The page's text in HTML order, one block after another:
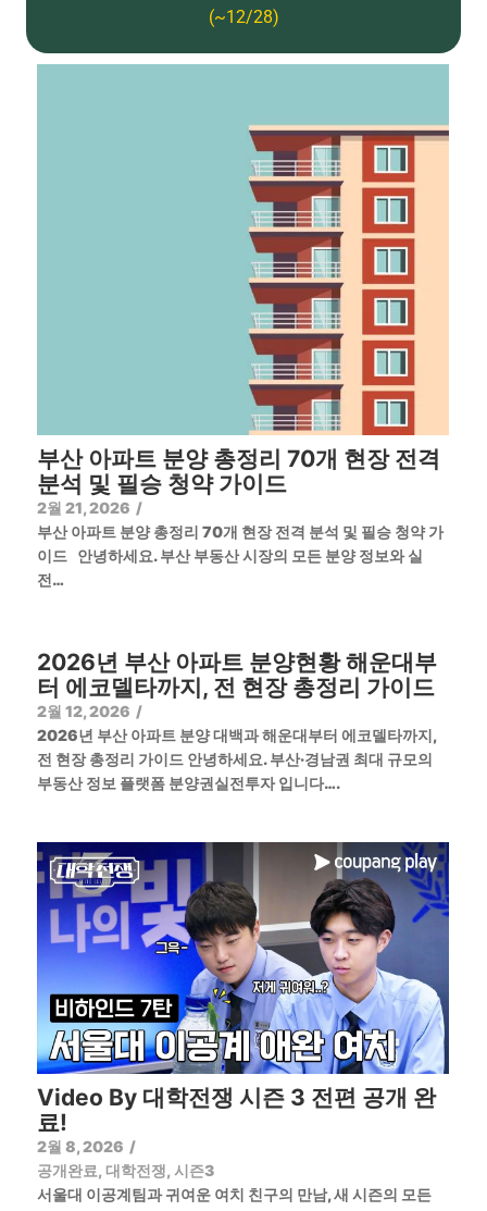
(~12/28)
부산 아파트 분양 총정리 70개 현장 전격
분석 및 필승 청약 가이드
2월 21, 2026 /
부산 아파트 분양 총정리 70개 현장 전격 분석 및 필승 청약 가
이드 안녕하세요. 부산 부동산 시장의 모든 분양 정보와 실
전…
2026년 부산 아파트 분양현황 해운대부
터 에코델타까지, 전 현장 총정리 가이드
2월 12, 2026 /
2026년 부산 아파트 분양 대백과 해운대부터 에코델타까지,
전 현장 총정리 가이드 안녕하세요. 부산·경남권 최대 규모의
부동산 정보 플랫폼 분양권실전투자 입니다….
Video By 대학전쟁 시즌 3 전편 공개 완
료!
2월 8, 2026 /
공개완료, 대학전쟁, 시즌3
서울대 이공계팀과 귀여운 여치 친구의 만남, 새 시즌의 모든